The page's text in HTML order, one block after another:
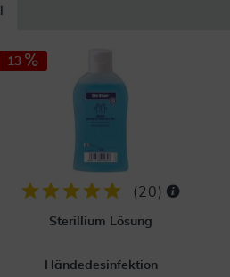
13
(20)
Sterillium Lösung
Händedesinfektion